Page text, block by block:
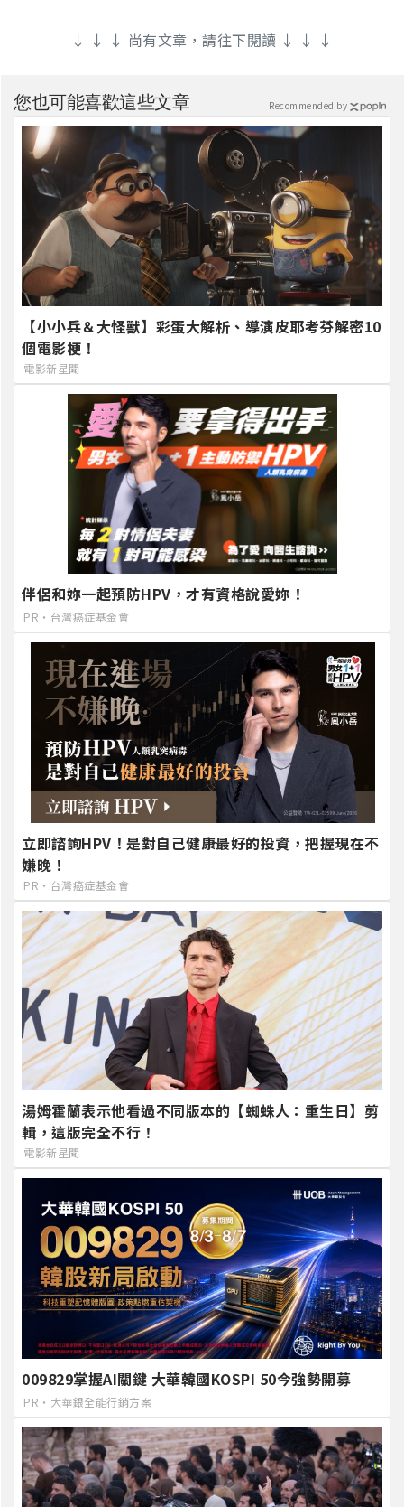
↓ ↓ ↓ 尚有文章，請往下閱讀 ↓ ↓ ↓
您也可能喜歡這些文章
【小小兵＆大怪獸】彩蛋大解析、導演皮耶考芬解密10
個電影梗！
電影新星聞
伴侶和妳一起預防HPV，才有資格說愛妳！
PR・台灣癌症基金會
立即諮詢HPV！是對自己健康最好的投資，把握現在不
嫌晚！
PR・台灣癌症基金會
湯姆霍蘭表示他看過不同版本的【蜘蛛人：重生日】剪
輯，這版完全不行！
電影新星聞
009829掌握AI關鍵 大華韓國KOSPI 50今強勢開募
PR・大華銀全能行銷方案
Recommended by